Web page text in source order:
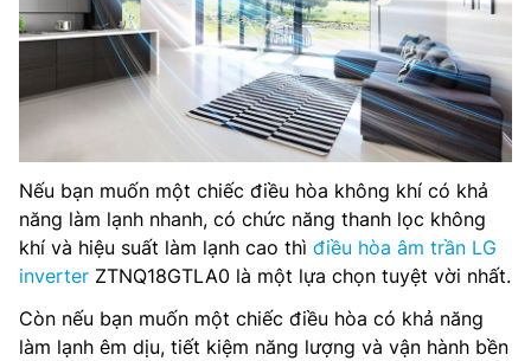
Nếu bạn muốn một chiếc điều hòa không khí có khả
năng làm lạnh nhanh, có chức năng thanh lọc không
khí và hiệu suất làm lạnh cao thì điều hòa âm trần LG
inverter ZTNQ18GTLA0 là một lựa chọn tuyệt vời nhất.
Còn nếu bạn muốn một chiếc điều hòa có khả năng
làm lạnh êm dịu, tiết kiệm năng lượng và vận hành bền